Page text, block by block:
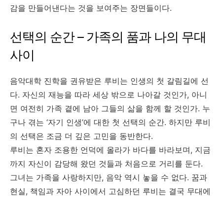
감을 만들어낸다는 것을 보여주는 장면들이다.
선택의 순간 – 가족의 품과 나의 무대
사이
음악대학 진학을 권유받은 루비는 인생의 첫 갈림길에 선
다. 자신의 재능을 따라 세상 밖으로 나아갈 것인가, 아니
면 여전히 가족 곁에 남아 그들의 삶을 함께 할 것인가. 누
구나 겪는 ‘자기 인생’에 대한 첫 선택의 순간. 하지만 루비
의 선택은 조금 더 깊은 고민을 동반한다.
루비는 혼자 조용한 언덕에 올라가 바다를 바라보며, 지금
까지 자신이 감당해 왔던 것들과 처음으로 거리를 둔다.
그녀는 가족을 사랑하지만, 음악 역시 놓을 수 없다. 꿈과
현실, 책임과 자아 사이에서 고심하던 루비는 결국 무대에